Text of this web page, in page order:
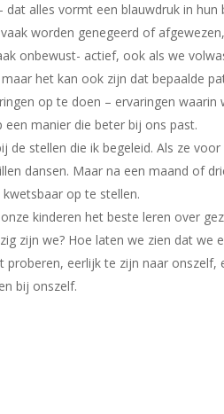
dat alles vormt een blauwdruk in
worden genegeerd of
onbewust- actief, ook als we
het kan ook zijn dat bepaalde
op te doen – ervaringen
manier die beter bij ons past.
de stellen die ik begeleid. Als ze
dansen. Maar na een maand of
op te stellen.
kinderen het beste leren over
zijn we? Hoe laten we zien dat we
eerlijk te zijn naar
bij onszelf.